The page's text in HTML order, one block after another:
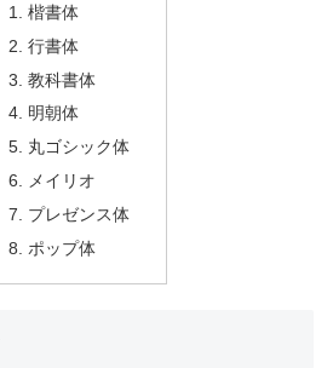
楷書体
行書体
教科書体
明朝体
丸ゴシック体
メイリオ
プレゼンス体
ポップ体